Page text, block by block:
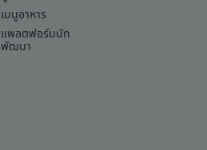
เมนูอาหาร
แพลตฟอร์มนัก
พัฒนา